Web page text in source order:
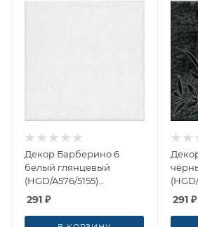
Декор Барберино 6
белый глянцевый
(HGD/A576/5155)
20x20x0.69 от Kerama
291 ₽ 291 ₽